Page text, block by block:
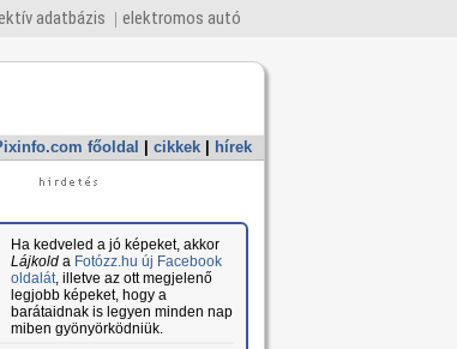
adatbázis elektromos autó
főoldal cikkek hírek
Ha kedveled a jó képeket, akkor
Lájkolda Fotózz.hu új Facebook
oldalát, illetve az ott megjelenő
legjobb képeket, hogy a
barátaidnak is legyen minden nap
miben gyönyörködniük.